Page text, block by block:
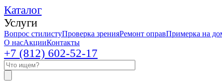
Каталог
Услуги
Вопрос стилистуПроверка зренияРемонт оправПримерка на
О насАкцииКонтакты
+7 (812) 602-52-17